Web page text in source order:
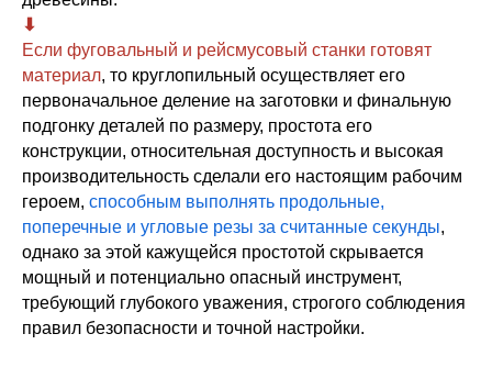
⬇︎
Если фуговальный и рейсмусовый станки готовят
материал, то круглопильный осуществляет его
первоначальное деление на заготовки и финальную
подгонку деталей по размеру, простота его
конструкции, относительная доступность и высокая
производительность сделали его настоящим рабочим
героем, способным выполнять продольные,
поперечные и угловые резы за считанные секунды,
однако за этой кажущейся простотой скрывается
мощный и потенциально опасный инструмент,
требующий глубокого уважения, строгого соблюдения
правил безопасности и точной настройки.